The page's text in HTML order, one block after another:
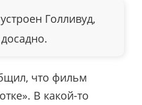
Голливуд,
что фильм
В какой-то